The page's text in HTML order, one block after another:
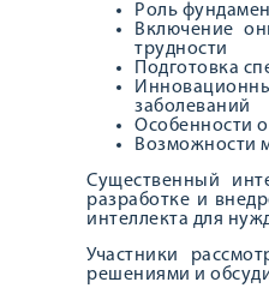
Роль
Включение
трудности
Подготовка
заболеваний
Особенности
Возможности
Существенный
разработке и
интеллекта для
Участники
решениями и